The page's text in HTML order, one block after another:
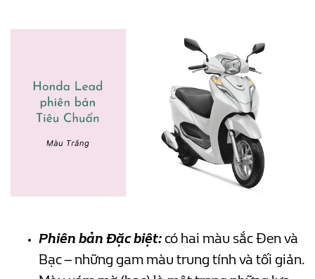
Phiên bản Đặc biệt:có hai màu sắc Đen và
Bạc – những gam màu trung tính và tối giản.